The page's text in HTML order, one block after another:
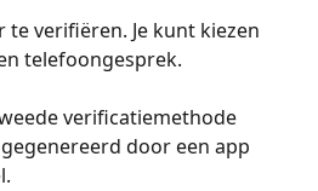
verifiëren. Je kunt kiezen
telefoongesprek.
verificatiemethode
door een app